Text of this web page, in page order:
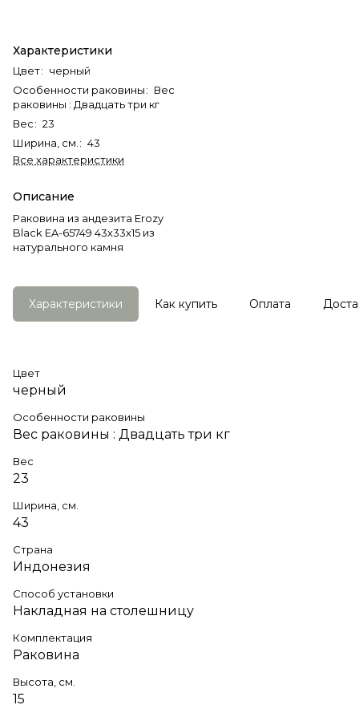
Характеристики
Цвет: черный
Особенности раковины: Вес
раковины : Двадцать три кг
Вес: 23
Ширина, см. : 43
Все характеристики
Описание
Раковина из андезита Erozy
Black EA-65749 43х33х15 из
натурального камня
Характеристики Как купить Оплата
Цвет
черный
Особенности раковины
Вес раковины : Двадцать три кг
Вес
23
Ширина, см.
43
Страна
Индонезия
Способ установки
Накладная на столешницу
Комплектация
Раковина
Высота, см.
15